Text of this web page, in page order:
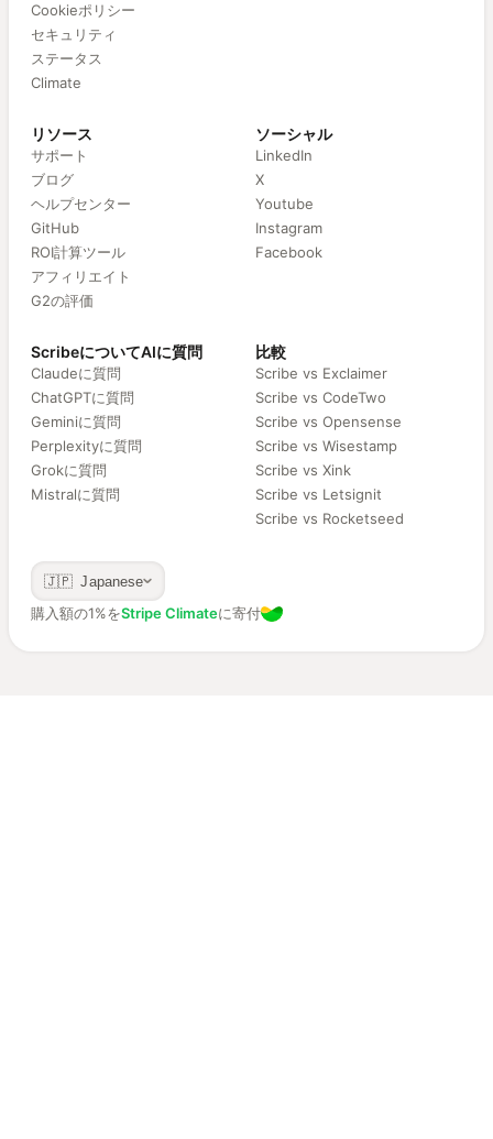
Cookieポリシー
セキュリティ
ステータス
Climate
リソース
サポート
ブログ
ヘルプセンター
GitHub
ROI計算ツール
アフィリエイト
G2の評価
ソーシャル
LinkedIn
X
Youtube
Instagram
Facebook
ScribeについてAIに質問
Claudeに質問
ChatGPTに質問
Geminiに質問
Perplexityに質問
Grokに質問
Mistralに質問
比較
Scribe vs Exclaimer
Scribe vs CodeTwo
Scribe vs Opensense
Scribe vs Wisestamp
Scribe vs Xink
Scribe vs Letsignit
Scribe vs Rocketseed
🇯🇵 Japanese
購入額の1%をStripe Climateに寄付